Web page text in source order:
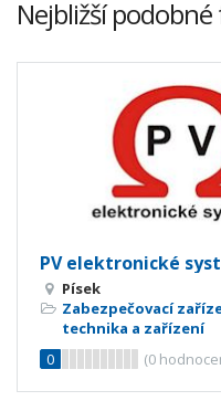
Nejbližší
PV elektronické
Písek
Zabezpečovací
technika a zařízení
0
(0